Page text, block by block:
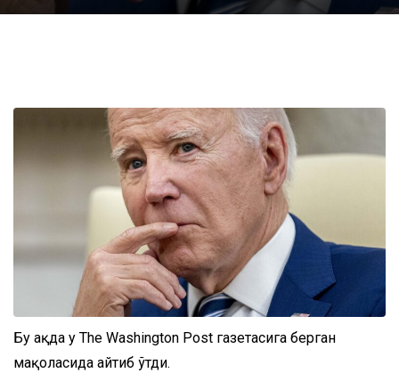
Бу ҳақда у The Washington Post газетасига берган
мақоласида айтиб ўтди.